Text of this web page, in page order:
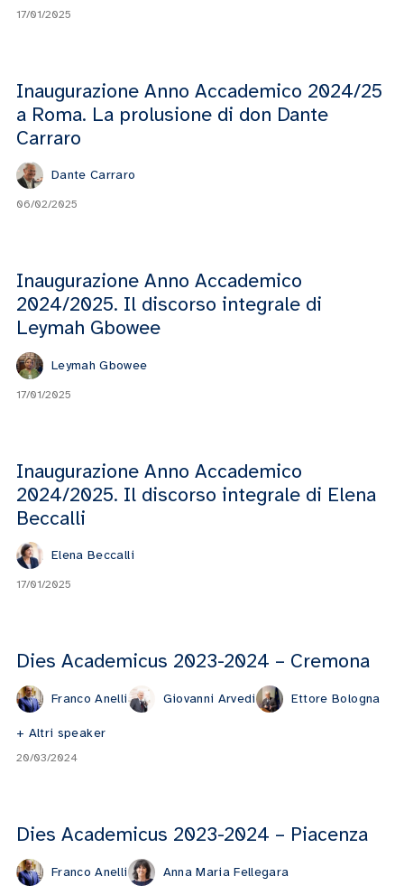
17/01/2025
Inaugurazione Anno Accademico 2024/25
a Roma. La prolusione di don Dante
Carraro
Dante Carraro
06/02/2025
Inaugurazione Anno Accademico
2024/2025. Il discorso integrale di
Leymah Gbowee
Leymah Gbowee
17/01/2025
Inaugurazione Anno Accademico
2024/2025. Il discorso integrale di Elena
Beccalli
Elena Beccalli
17/01/2025
Dies Academicus 2023-2024 – Cremona
Franco Anelli Giovanni Arvedi Ettore Bologna
+ Altri speaker
20/03/2024
Dies Academicus 2023-2024 – Piacenza
Franco Anelli Anna Maria Fellegara